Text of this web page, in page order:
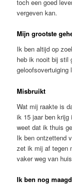
toch een goed
vergeven kan.
Mijn grootste
Ik ben altijd op
heb ik nooit bij stil
geloofsovertuiging
Misbruikt
Wat mij raakte is
ik 15 jaar ben
weet dat ik thuis
Ik ben ontzettend
zet ik mij af tegen
vaker weg van
Ik ben nog maagd